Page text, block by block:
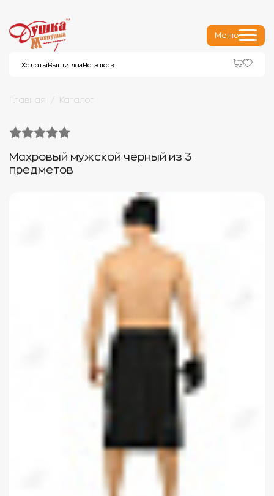
Меню
Халаты Вышивки На заказ
Главная Каталог
Махровый мужской черный из 3
предметов